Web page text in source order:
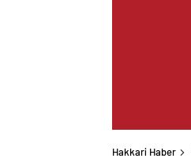
Hakkari Haber